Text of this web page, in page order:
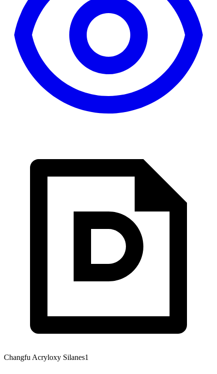
Changfu Acryloxy Silanes1